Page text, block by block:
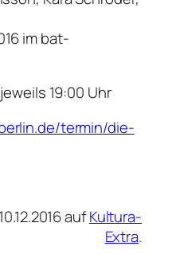
im bat-
jeweils 19:00 Uhr
termin/die-
aufKultura-
Extra.